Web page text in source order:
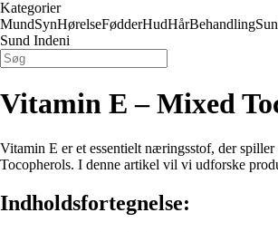
Kategorier
MundSynHørelseFødderHudHårBehandling
Sund Indeni
Vitamin E – Mixed
Vitamin E er et essentielt næringsstof, der
Tocopherols. I denne artikel vil vi udforske
Indholdsfortegnelse: